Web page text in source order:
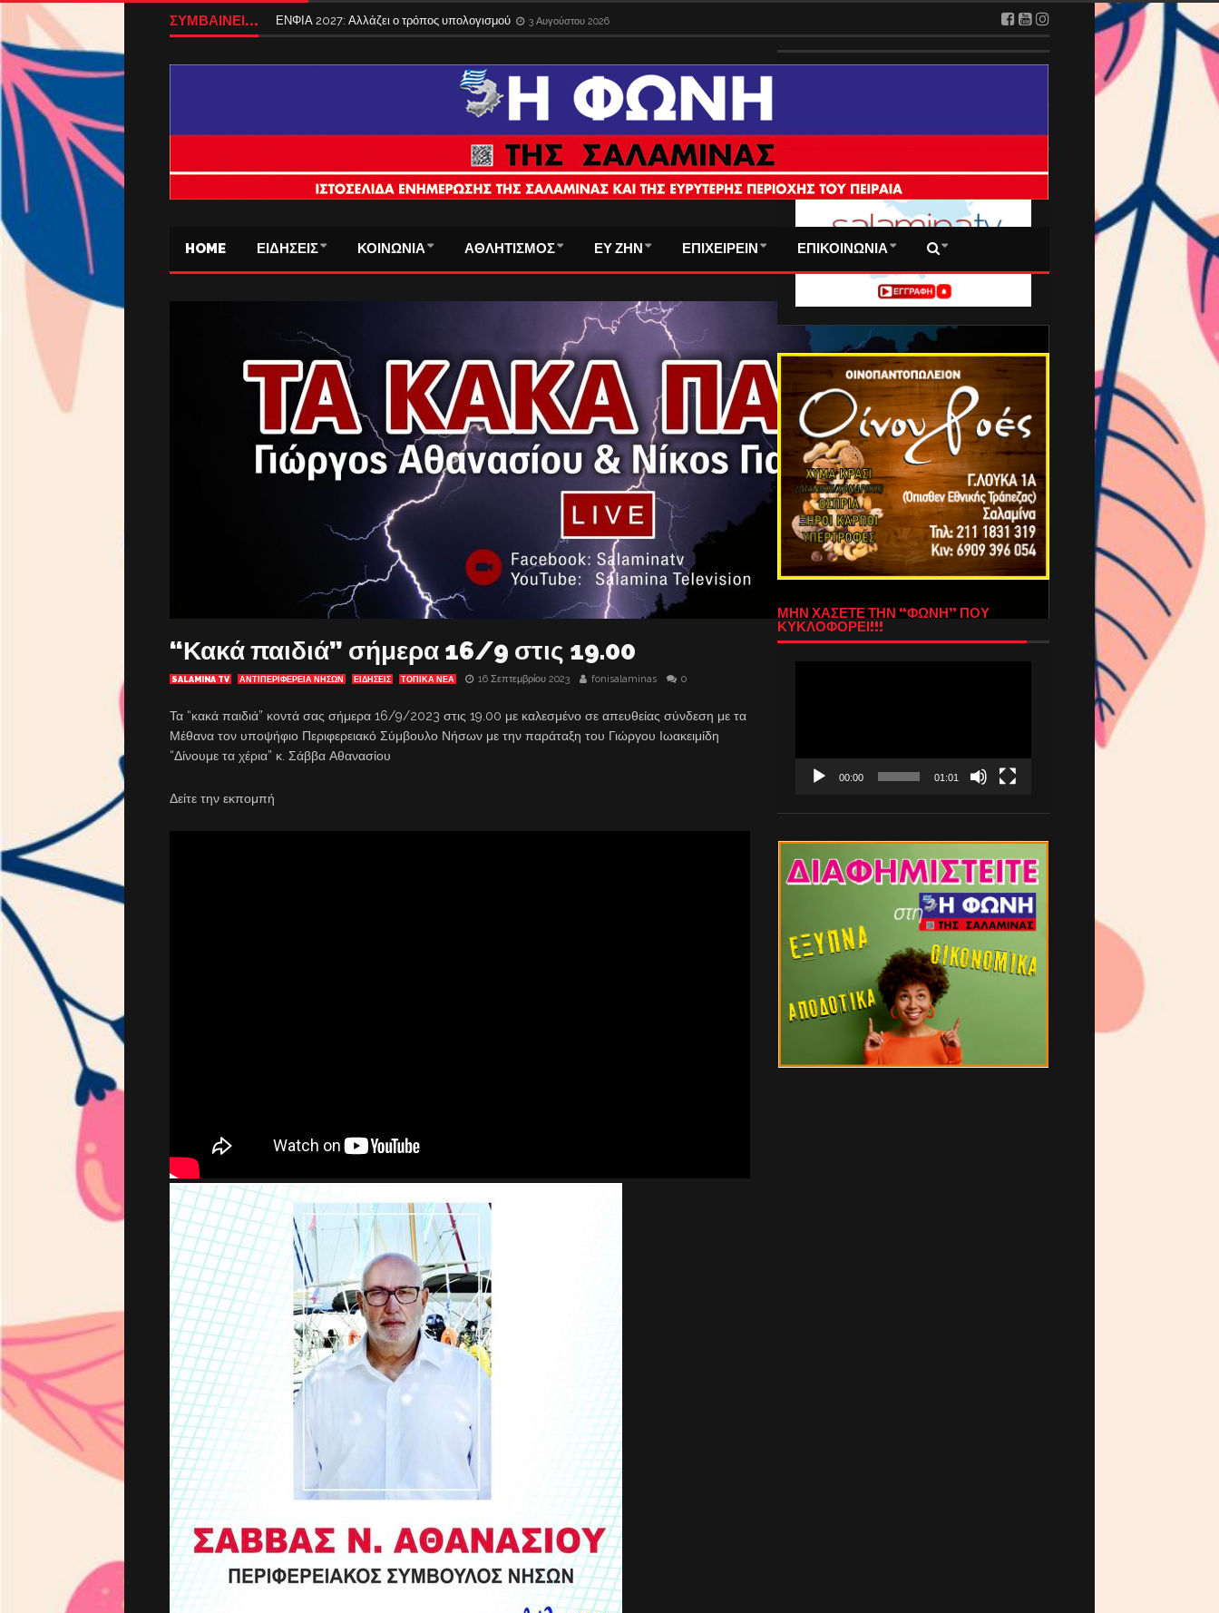
ΣΥΜΒΑΙΝΕΙ... ΕΝΦΙΑ 2027: Αλλάζει ο τρόπος υπολογισμού 3 Αυγούστου 2026
HOME ΕΙΔΗΣΕΙΣ ΚΟΙΝΩΝΙΑ ΑΘΛΗΤΙΣΜΟΣ ΕΥ ΖΗΝ ΕΠΙΧΕΙΡΕΙΝ ΕΠΙΚΟΙΝΩΝΙΑ
“Κακά παιδιά” σήμερα 16/9 στις 19.00
SALAMINA TV ΑΝΤΙΠΕΡΙΦΈΡΕΙΑ ΝΉΣΩΝ ΕΙΔΗΣΕΙΣ ΤΟΠΙΚΑ ΝΕΑ 16 Σεπτεμβρίου 2023 fonisalaminas 0
Τα “κακά παιδιά” κοντά σας σήμερα 16/9/2023 στις 19.00 με καλεσμένο σε απευθείας σύνδεση με τα
Μέθανα τον υποψήφιο Περιφερειακό Σύμβουλο Νήσων με την παράταξη του Γιώργου Ιωακειμίδη
“Δίνουμε τα χέρια” κ. Σάββα Αθανασίου
Δείτε την εκπομπή
ΜΗΝ ΧΑΣΕΤΕ ΤΗΝ “ΦΩΝΗ” ΠΟΥ
ΚΥΚΛΟΦΟΡΕΙ!!!
00:00 01:01